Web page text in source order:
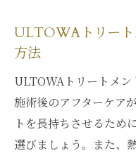
ULTOWAトリート
方法
ULTOWAトリートメン
施術後のアフターケア
トを長持ちさせるため
選びましょう。また、